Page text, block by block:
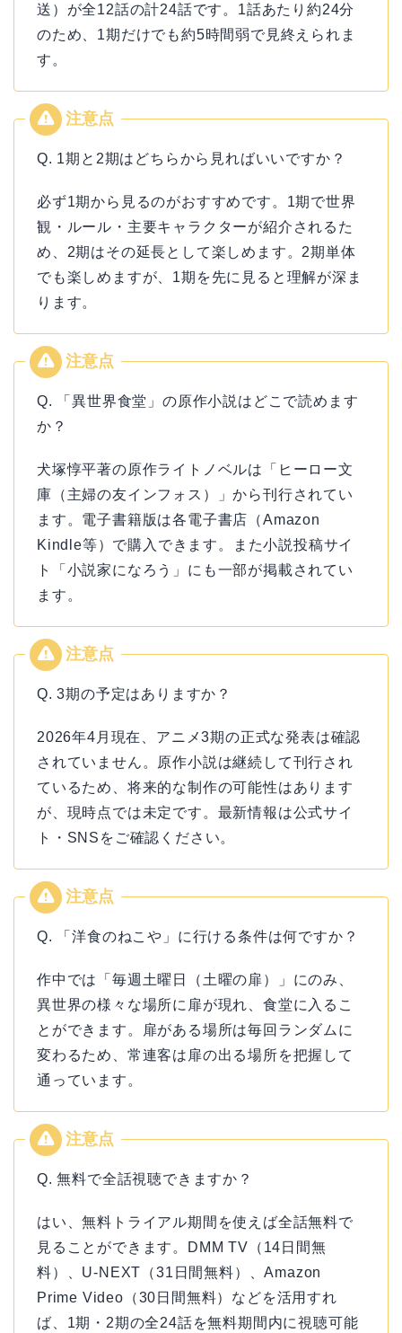
送）が全12話の計24話です。1話あたり約24分
のため、1期だけでも約5時間弱で見終えられま
す。
Q. 1期と2期はどちらから見ればいいですか？
必ず1期から見るのがおすすめです。1期で世界
観・ルール・主要キャラクターが紹介されるた
め、2期はその延長として楽しめます。2期単体
でも楽しめますが、1期を先に見ると理解が深ま
ります。
Q. 「異世界食堂」の原作小説はどこで読めます
か？
犬塚惇平著の原作ライトノベルは「ヒーロー文
庫（主婦の友インフォス）」から刊行されてい
ます。電子書籍版は各電子書店（Amazon
Kindle等）で購入できます。また小説投稿サイ
ト「小説家になろう」にも一部が掲載されてい
ます。
Q. 3期の予定はありますか？
2026年4月現在、アニメ3期の正式な発表は確認
されていません。原作小説は継続して刊行され
ているため、将来的な制作の可能性はあります
が、現時点では未定です。最新情報は公式サイ
ト・SNSをご確認ください。
Q. 「洋食のねこや」に行ける条件は何ですか？
作中では「毎週土曜日（土曜の扉）」にのみ、
異世界の様々な場所に扉が現れ、食堂に入るこ
とができます。扉がある場所は毎回ランダムに
変わるため、常連客は扉の出る場所を把握して
通っています。
Q. 無料で全話視聴できますか？
はい、無料トライアル期間を使えば全話無料で
見ることができます。DMM TV（14日間無
料）、U-NEXT（31日間無料）、Amazon
Prime Video（30日間無料）などを活用すれ
ば、1期・2期の全24話を無料期間内に視聴可能